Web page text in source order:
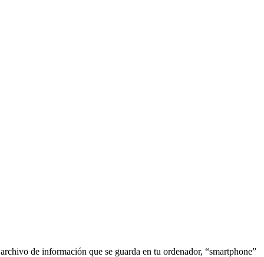
de información que se guarda en tu ordenador, “smartphone”